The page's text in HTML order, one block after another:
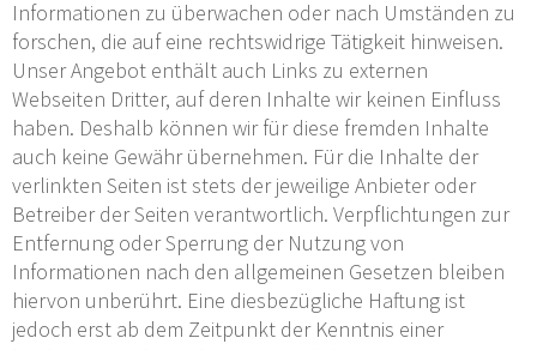
Informationen zu überwachen oder nach Umständen zu
forschen, die auf eine rechtswidrige Tätigkeit hinweisen.
Unser Angebot enthält auch Links zu externen
Webseiten Dritter, auf deren Inhalte wir keinen Einfluss
haben. Deshalb können wir für diese fremden Inhalte
auch keine Gewähr übernehmen. Für die Inhalte der
verlinkten Seiten ist stets der jeweilige Anbieter oder
Betreiber der Seiten verantwortlich. Verpflichtungen zur
Entfernung oder Sperrung der Nutzung von
Informationen nach den allgemeinen Gesetzen bleiben
hiervon unberührt. Eine diesbezügliche Haftung ist
jedoch erst ab dem Zeitpunkt der Kenntnis einer